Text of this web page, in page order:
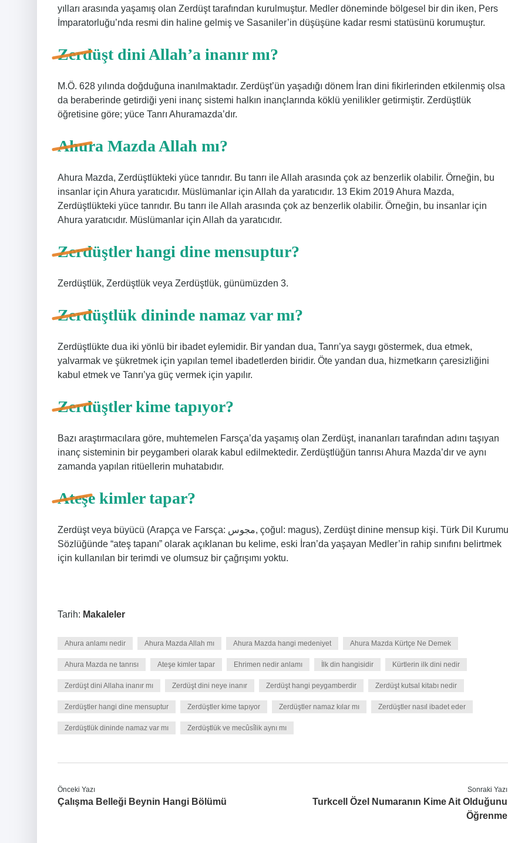
yılları arasında yaşamış olan Zerdüşt tarafından kurulmuştur. Medler döneminde bölgesel bir din iken, Pers
İmparatorluğu’nda resmi din haline gelmiş ve Sasaniler’in düşüşüne kadar resmi statüsünü korumuştur.
Zerdüşt dini Allah’a inanır mı?
M.Ö. 628 yılında doğduğuna inanılmaktadır. Zerdüşt’ün yaşadığı dönem İran dini fikirlerinden etkilenmiş olsa
da beraberinde getirdiği yeni inanç sistemi halkın inançlarında köklü yenilikler getirmiştir. Zerdüştlük
öğretisine göre; yüce Tanrı Ahuramazda’dır.
Ahura Mazda Allah mı?
Ahura Mazda, Zerdüştlükteki yüce tanrıdır. Bu tanrı ile Allah arasında çok az benzerlik olabilir. Örneğin, bu
insanlar için Ahura yaratıcıdır. Müslümanlar için Allah da yaratıcıdır. 13 Ekim 2019 Ahura Mazda,
Zerdüştlükteki yüce tanrıdır. Bu tanrı ile Allah arasında çok az benzerlik olabilir. Örneğin, bu insanlar için
Ahura yaratıcıdır. Müslümanlar için Allah da yaratıcıdır.
Zerdüştler hangi dine mensuptur?
Zerdüştlük, Zerdüştlük veya Zerdüştlük, günümüzden 3.
Zerdüştlük dininde namaz var mı?
Zerdüştlükte dua iki yönlü bir ibadet eylemidir. Bir yandan dua, Tanrı’ya saygı göstermek, dua etmek,
yalvarmak ve şükretmek için yapılan temel ibadetlerden biridir. Öte yandan dua, hizmetkarın çaresizliğini
kabul etmek ve Tanrı’ya güç vermek için yapılır.
Zerdüştler kime tapıyor?
Bazı araştırmacılara göre, muhtemelen Farsça’da yaşamış olan Zerdüşt, inananları tarafından adını taşıyan
inanç sisteminin bir peygamberi olarak kabul edilmektedir. Zerdüştlüğün tanrısı Ahura Mazda’dır ve aynı
zamanda yapılan ritüellerin muhatabıdır.
Ateşe kimler tapar?
Zerdüşt veya büyücü (Arapça ve Farsça: مجوس, çoğul: magus), Zerdüşt dinine mensup kişi. Türk Dil Kurumu
Sözlüğünde “ateş tapanı” olarak açıklanan bu kelime, eski İran’da yaşayan Medler’in rahip sınıfını belirtmek
için kullanılan bir terimdi ve olumsuz bir çağrışımı yoktu.
Tarih: Makaleler
Ahura anlamı nedir Ahura Mazda Allah mı Ahura Mazda hangi medeniyet Ahura Mazda Kürtçe Ne Demek
Ahura Mazda ne tanrısı Ateşe kimler tapar Ehrimen nedir anlamı İlk din hangisidir Kürtlerin ilk dini nedir
Zerdüşt dini Allaha inanır mı Zerdüşt dini neye inanır Zerdüşt hangi peygamberdir Zerdüşt kutsal kitabı nedir
Zerdüştler hangi dine mensuptur Zerdüştler kime tapıyor Zerdüştler namaz kılar mı Zerdüştler nasıl ibadet eder
Zerdüştlük dininde namaz var mı Zerdüştlük ve mecûsîlik aynı mı
Önceki Yazı
Çalışma Belleği Beynin Hangi Bölümü
Sonraki Yazı
Turkcell Özel Numaranın Kime Ait Olduğunu
Öğrenme